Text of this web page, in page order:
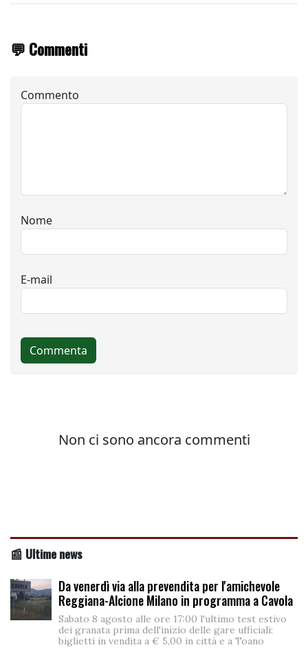
💬 Commenti
📰 Ultime news
Da venerdì via alla prevendita per l'amichevole
Reggiana-Alcione Milano in programma a Cavola
Sabato 8 agosto alle ore 17:00 l'ultimo test estivo
dei granata prima dell'inizio delle gare ufficiali:
biglietti in vendita a € 5,00 in città e a Toano